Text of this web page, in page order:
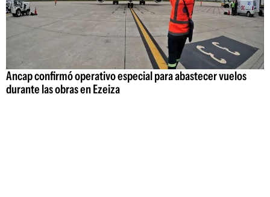
Ancap confirmó operativo especial para abastecer vuelos
durante las obras en Ezeiza